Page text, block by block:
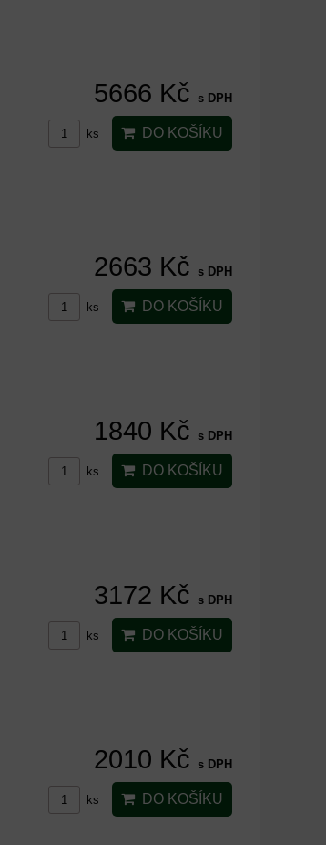
5666 Kč s DPH
ks DO KOŠÍKU
2663 Kč s DPH
ks DO KOŠÍKU
1840 Kč s DPH
ks DO KOŠÍKU
3172 Kč s DPH
ks DO KOŠÍKU
2010 Kč s DPH
ks DO KOŠÍKU